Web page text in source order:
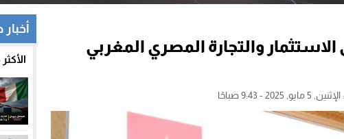
والتجارة المصري المغربي
الإثنين, 5 مايو, 2025 - 9:43 صباحًا
أخبار